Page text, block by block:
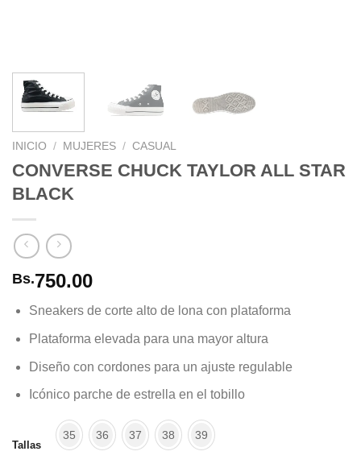
INICIO / MUJERES / CASUAL
CONVERSE CHUCK TAYLOR ALL STAR
BLACK
Bs.750.00
Sneakers de corte alto de lona con plataforma
Plataforma elevada para una mayor altura
Diseño con cordones para un ajuste regulable
Icónico parche de estrella en el tobillo
Tallas
35 36 37 38 39